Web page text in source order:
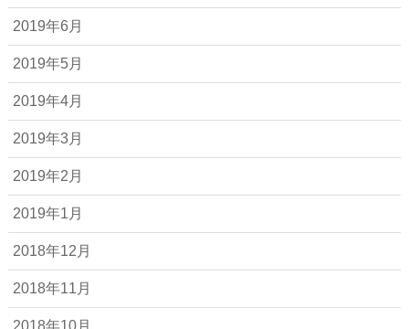
2019年6月
2019年5月
2019年4月
2019年3月
2019年2月
2019年1月
2018年12月
2018年11月
2018年10月